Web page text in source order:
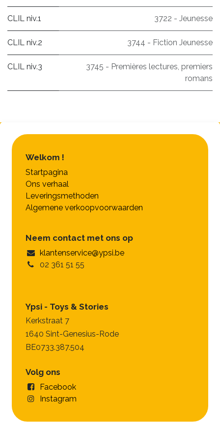
CLIL niv.1 3722 - Jeunesse
CLIL niv.2 3744 - Fiction Jeunesse
CLIL niv.3
3745 - Premières lectures, premiers
romans
Welkom !
Startpagina
Ons verhaal
Leveringsmethoden
Algemene verkoopvoorwaarden
Neem contact met ons op
klantenservice@ypsi.be
02 361 51 55
Ypsi - Toys & Stories
Kerkstraat 7
1640 Sint-Genesius-Rode
BE0733.387.504
Volg ons
Facebook
Instagram